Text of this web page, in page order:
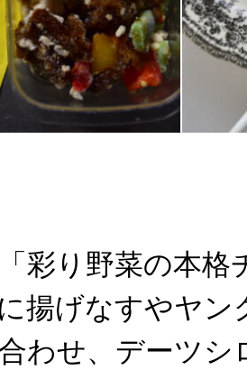
彩り野菜の本格
揚げなすやヤン
わせ、デーツ